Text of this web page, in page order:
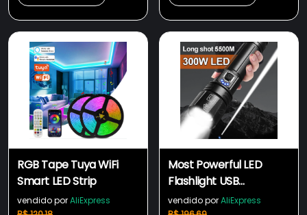
RGB Tape Tuya WiFi
Smart LED Strip
vendido porAliExpress
Most Powerful LED
Flashlight USB
Rechargeable Torch
vendido porAliExpress